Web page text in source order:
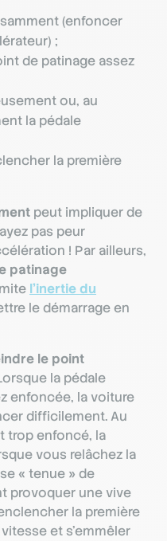
(enfoncer
;
de patinage assez
ou, au
la pédale
la première
peut impliquer de
pas peur
! Par ailleurs,
patinage
l’inertie du
le démarrage en
le point
la pédale
enfoncée, la voiture
difficilement. Au
trop enfoncé, la
vous relâchez la
« tenue » de
provoquer une vive
la première
et s’emmêler